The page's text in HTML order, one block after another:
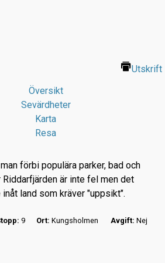
Utskrift
Översikt
Sevärdheter
Karta
Resa
förbi populära parker, bad och
är inte fel men det
land som kräver "uppsikt".
9 Ort: Kungsholmen Avgift: Nej